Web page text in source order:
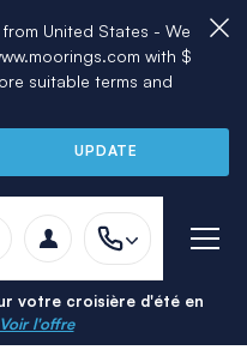
United States - We
with $
suitable terms and
UPDATE
votre croisière d'été en
Voir l'offre